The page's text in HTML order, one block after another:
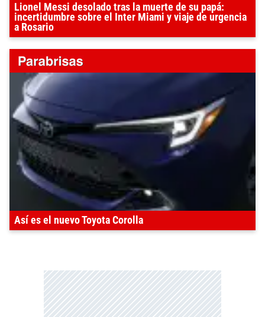
Lionel Messi desolado tras la muerte de su papá:
incertidumbre sobre el Inter Miami y viaje de urgencia
a Rosario
Así es el nuevo Toyota Corolla